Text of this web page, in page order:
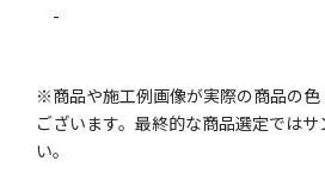
-
※商品や施工例画像が実際の商品の
ございます。最終的な商品選定では
い。